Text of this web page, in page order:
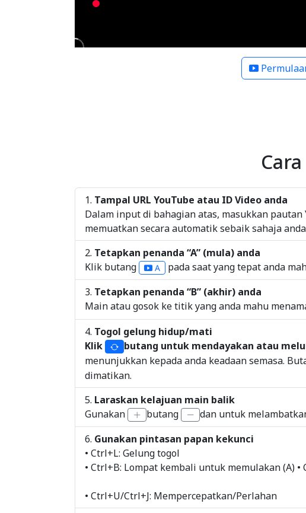
Tampal URL YouTube atau ID Video anda
Dalam input di bahagian atas, masukkan pautan
memuatkan secara automatik sebaik sahaja
Tetapkan penanda “A” (mula) anda
Klik butang
A
pada saat yang tepat anda
Tetapkan penanda “B” (akhir) anda
Main atau gosok ke titik yang anda mahu
Togol gelung hidup/mati
Klik
butang untuk mendayakan atau
menunjukkan kepada anda keadaan semasa.
dimatikan.
Laraskan kelajuan main balik
Gunakan
butang
dan untuk
Gunakan pintasan papan kekunci
• Ctrl+L: Gelung togol
• Ctrl+B: Lompat kembali untuk memulakan (A) •
• Ctrl+U/Ctrl+J: Mempercepatkan/Perlahan